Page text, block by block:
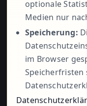
optionale
Medien nur
Speicherung:
im Browser
Speicherfristen